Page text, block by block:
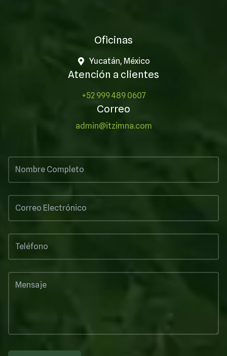
Oficinas
Yucatán, México
Atención a clientes
+52 999 489 0607
Correo
admin@itzimna.com